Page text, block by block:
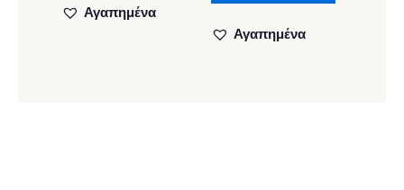
Αγαπημένα
Αγαπημένα